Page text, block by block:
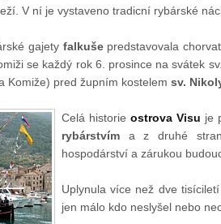
V ní je vystaveno tradicní rybárské
gajety falkušepredstavovala
se každý rok 6. prosince na svátek
Komiže) pred župním kostelemsv.
Celá historieostrova Visu je
rybárstvím a z druhé
hospodárství a zárukou
Uplynula více než dve
jen málo kdo neslyšel nebo